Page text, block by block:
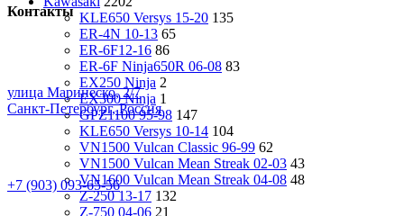
KLE650 Versys 15-20 135
ER-4N 10-13 65
ER-6F12-16 86
ER-6F Ninja650R 06-08 83
EX250 Ninja 2
EX300 Ninja 1
GPZ1100 95-98 147
KLE650 Versys 10-14 104
VN1500 Vulcan Classic 96-99 62
VN1500 Vulcan Mean Streak 02-03 43
VN1600 Vulcan Mean Streak 04-08 48
Z-250 13-17 132
Z-750 04-06 21
Контакты
улица Маринеско, 2/7
Санкт-Петербург, Россия
+7 (903) 093-65-56